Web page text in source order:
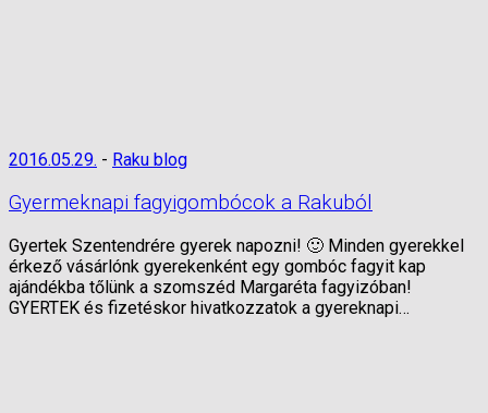
2016.05.29. - Raku blog
Gyermeknapi fagyigombócok a Rakuból
Gyertek Szentendrére gyerek napozni! 🙂 Minden gyerekkel
érkező vásárlónk gyerekenként egy gombóc fagyit kap
ajándékba tőlünk a szomszéd Margaréta fagyizóban!
GYERTEK és fizetéskor hivatkozzatok a gyereknapi…